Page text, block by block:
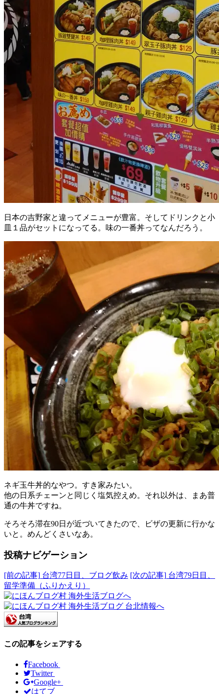
日本の吉野家と違ってメニューが豊富。そしてドリンクと小
皿１品がセットになってる。味の一番丼ってなんだろう。
ネギ玉牛丼的なやつ。すき家みたい。
他の日系チェーンと同じく塩気控えめ。それ以外は、まあ普
通の牛丼ですね。
そろそろ滞在90日が近づいてきたので、ビザの更新に行かな
いと。めんどくさいなあ。
投稿ナビゲーション
[前の記事] 台湾77日目、ブログ飲み [次の記事] 台湾79日目、
留学準備（ふりかえり）
この記事をシェアする
Facebook
Twitter
Google+
はてブ